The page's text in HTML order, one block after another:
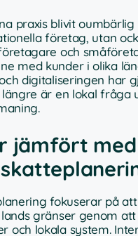
praxis blivit
företag, utan
och
med kunder i olika
digitaliseringen har
är en lokal fråga
jämfört med
fokuserar på
gränser genom
och lokala system.